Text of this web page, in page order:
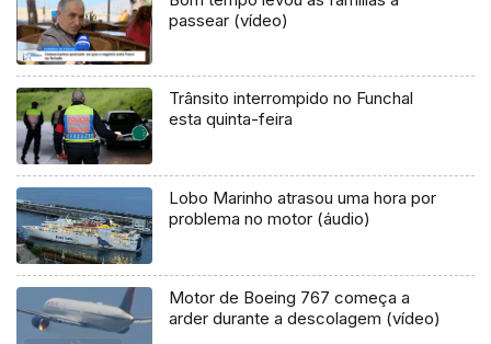
passear (vídeo)
Trânsito interrompido no Funchal
esta quinta-feira
Lobo Marinho atrasou uma hora por
problema no motor (áudio)
Motor de Boeing 767 começa a
arder durante a descolagem (vídeo)